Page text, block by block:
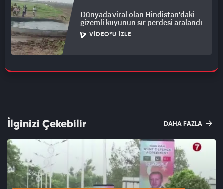
Dünyada viral olan Hindistan'daki
gizemli kuyunun sır perdesi aralandı
VIDEOYU İZLE
İlginizi Çekebilir DAHA FAZLA